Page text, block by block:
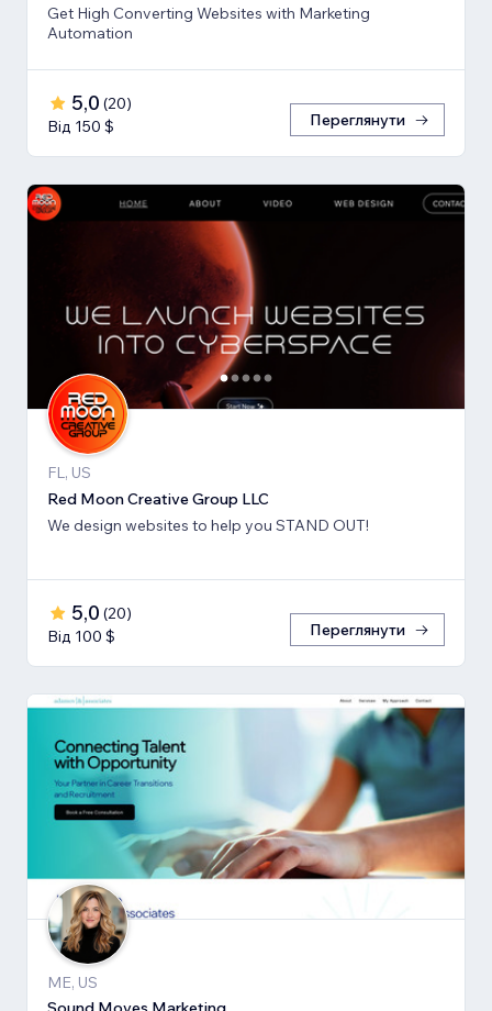
Get High Converting Websites with Marketing
Automation
5,0 (20)
Від 150 $
Переглянути
FL, US
Red Moon Creative Group LLC
We design websites to help you STAND OUT!
5,0 (20)
Від 100 $
Переглянути
ME, US